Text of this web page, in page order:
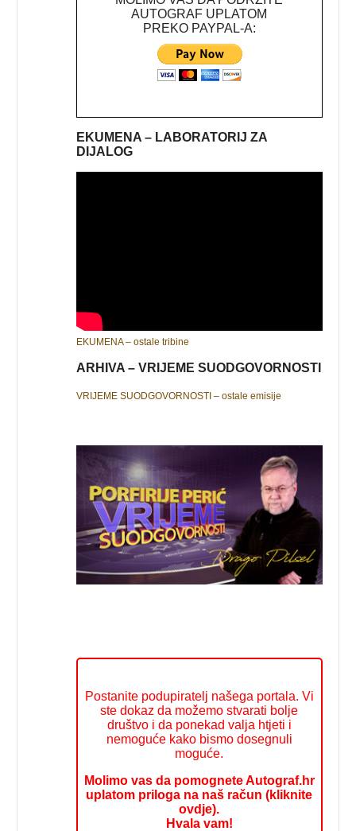
AUTOGRAF UPLATOM
PREKO PAYPAL-A:
EKUMENA – LABORATORIJ ZA
DIJALOG
EKUMENA – ostale tribine
ARHIVA – VRIJEME SUODGOVORNOSTI
VRIJEME SUODGOVORNOSTI – ostale emisije
Postanite podupiratelj našega portala. Vi
ste dokaz da možemo stvarati bolje
društvo i da ponekad valja htjeti i
nemoguće kako bismo dosegnuli
moguće.
Molimo vas da pomognete Autograf.hr
uplatom priloga na naš račun (kliknite
ovdje).
Hvala vam!